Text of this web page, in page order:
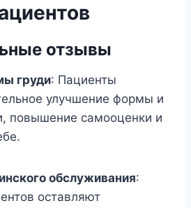
отзывы
груди: Пациенты
улучшение формы и
повышение самооценки и
обслуживания:
оставляют